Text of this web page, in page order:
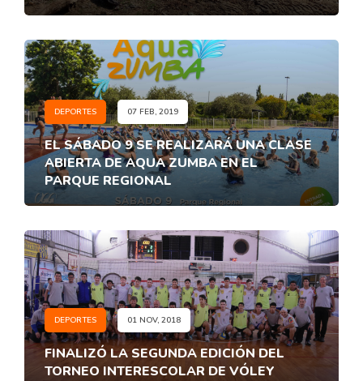
DEPORTES 07 FEB, 2019
EL SÁBADO 9 SE REALIZARÁ UNA CLASE
ABIERTA DE AQUA ZUMBA EN EL
PARQUE REGIONAL
DEPORTES 01 NOV, 2018
FINALIZÓ LA SEGUNDA EDICIÓN DEL
TORNEO INTERESCOLAR DE VÓLEY